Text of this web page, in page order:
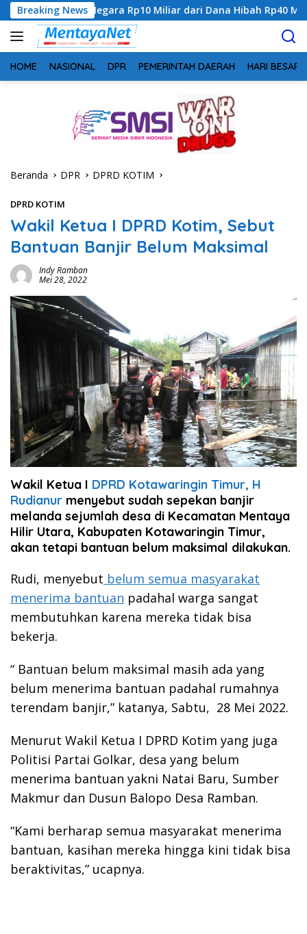
Langsung
ke
konten
Breaking News
Rp10 Miliar dari Dana Hibah Rp40 Miliar
HOME NASIONAL DPR PEMERINTAH DAERAH HARI BESAR
Beranda DPR DPRD KOTIM
DPRD KOTIM
Wakil Ketua I DPRD Kotim, Sebut
Bantuan Banjir Belum Maksimal
Indy Ramban
Mei 28, 2022
Wakil Ketua I DPRD Kotawaringin Timur, H
Rudianur menyebut sudah sepekan banjir
melanda sejumlah desa di Kecamatan Mentaya
Hilir Utara, Kabupaten Kotawaringin Timur,
akan tetapi bantuan belum maksimal dilakukan.
Rudi, menyebut belum semua masyarakat
menerima bantuan padahal warga sangat
membutuhkan karena mereka tidak bisa
bekerja.
“ Bantuan belum maksimal masih ada yang
belum menerima bantuan padahal rumahnya
terendam banjir,” katanya, Sabtu, 28 Mei 2022.
Menurut Wakil Ketua I DPRD Kotim yang juga
Politisi Partai Golkar, desa yang belum
menerima bantuan yakni Natai Baru, Sumber
Makmur dan Dusun Balopo Desa Ramban.
“Kami berharap semua masyarakat menerima
bantuan, kasihan mereka hingga kini tidak bisa
beraktivitas,” ucapnya.